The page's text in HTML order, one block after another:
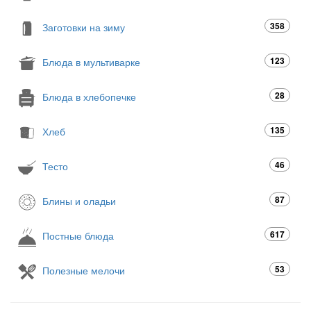
Заготовки на зиму 358
Блюда в мультиварке 123
Блюда в хлебопечке 28
Хлеб 135
Тесто 46
Блины и оладьи 87
Постные блюда 617
Полезные мелочи 53